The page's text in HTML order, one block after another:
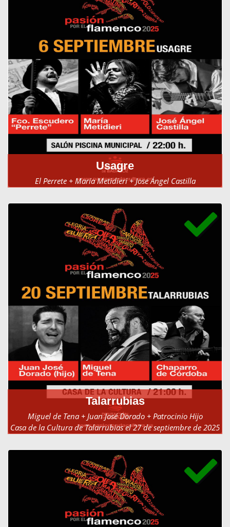
Usagre
El Perrete + María Metidieri + Jose Ángel Castilla
Talarrubias
Miguel de Tena + Juan José Dorado + Patrocinio Hijo
Casa de la Cultura de Talarrubias el 27 de septiembre de 2025